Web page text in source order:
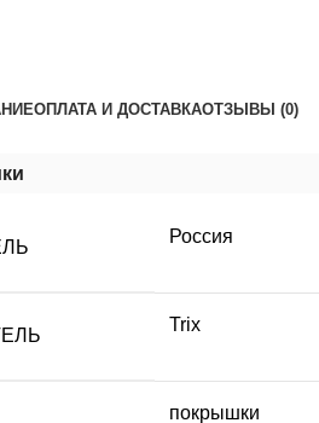
ОПЛАТА И ДОСТАВКАОТЗЫВЫ (0)
Россия
Trix
покрышки